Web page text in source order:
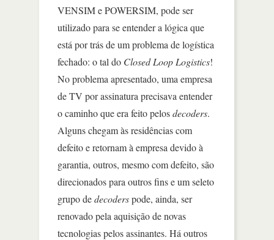
VENSIM e POWERSIM, pode ser
utilizado para se entender a lógica que
está por trás de um problema de logística
fechado: o tal do Closed Loop Logistics!
No problema apresentado, uma empresa
de TV por assinatura precisava entender
o caminho que era feito pelosdecoders.
Alguns chegam às residências com
defeito e retornam à empresa devido à
garantia, outros, mesmo com defeito, são
direcionados para outros fins e um seleto
grupo dedecoderspode, ainda, ser
renovado pela aquisição de novas
tecnologias pelos assinantes. Há outros